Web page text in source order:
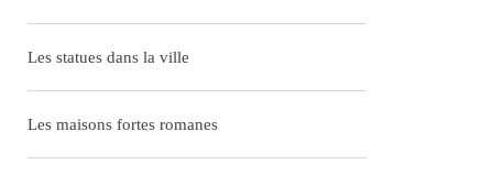
Les statues dans la ville
Les maisons fortes romanes